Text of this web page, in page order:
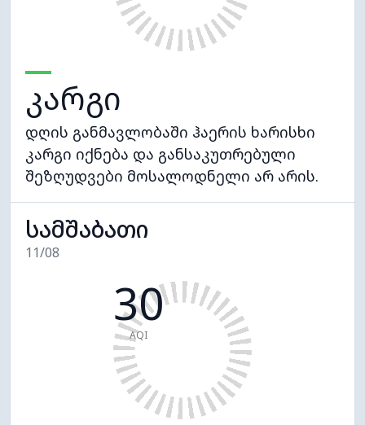
კარგი
დღის განმავლობაში ჰაერის ხარისხი
კარგი იქნება და განსაკუთრებული
შეზღუდვები მოსალოდნელი არ არის.
სამშაბათი
11/08
30
AQI